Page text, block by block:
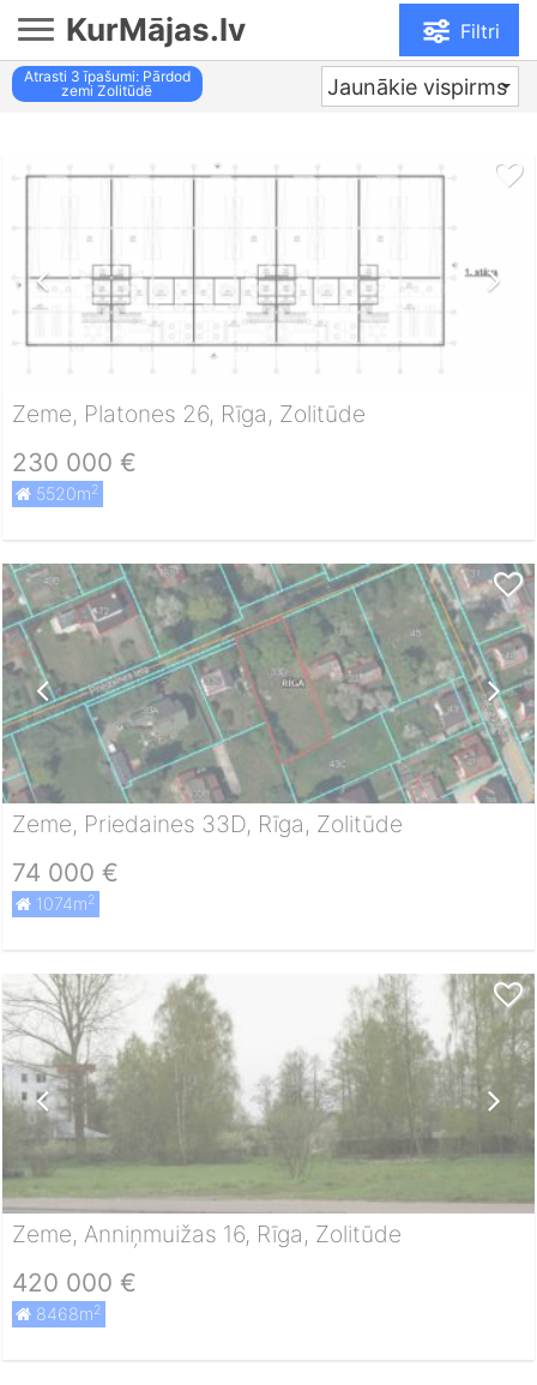
KurMājas.lv Filtri
Atrasti 3 īpašumi: Pārdod
zemi Zolitūdē
Jaunākie vispirms
Zeme, Platones 26, Rīga, Zolitūde
230 000 €
5520m2
Zeme, Priedaines 33D, Rīga, Zolitūde
74 000 €
1074m2
Zeme, Anniņmuižas 16, Rīga, Zolitūde
420 000 €
8468m2